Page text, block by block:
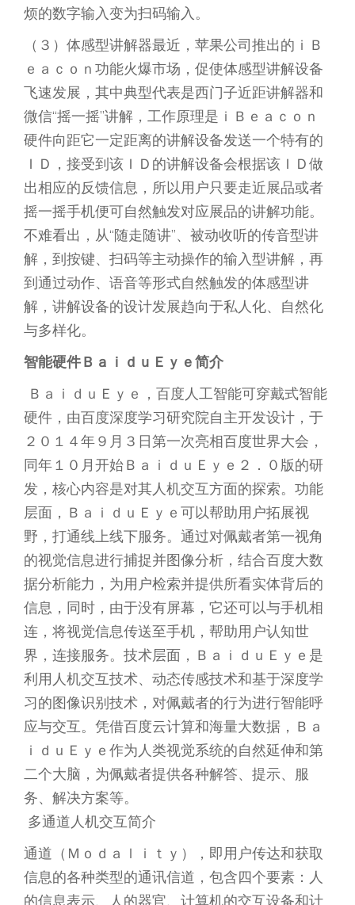
烦的数字输入变为扫码输入。
（３）体感型讲解器最近，苹果公司推出的ｉＢ
ｅａｃｏｎ功能火爆市场，促使体感型讲解设备
飞速发展，其中典型代表是西门子近距讲解器和
微信“摇一摇”讲解，工作原理是ｉＢｅａｃｏｎ
硬件向距它一定距离的讲解设备发送一个特有的
ＩＤ，接受到该ＩＤ的讲解设备会根据该ＩＤ做
出相应的反馈信息，所以用户只要走近展品或者
摇一摇手机便可自然触发对应展品的讲解功能。
不难看出，从“随走随讲”、被动收听的传音型讲
解，到按键、扫码等主动操作的输入型讲解，再
到通过动作、语音等形式自然触发的体感型讲
解，讲解设备的设计发展趋向于私人化、自然化
与多样化。
智能硬件ＢａｉｄｕＥｙｅ简介
ＢａｉｄｕＥｙｅ，百度人工智能可穿戴式智能
硬件，由百度深度学习研究院自主开发设计，于
２０１４年９月３日第一次亮相百度世界大会，
同年１０月开始ＢａｉｄｕＥｙｅ２．０版的研
发，核心内容是对其人机交互方面的探索。功能
层面，ＢａｉｄｕＥｙｅ可以帮助用户拓展视
野，打通线上线下服务。通过对佩戴者第一视角
的视觉信息进行捕捉并图像分析，结合百度大数
据分析能力，为用户检索并提供所看实体背后的
信息，同时，由于没有屏幕，它还可以与手机相
连，将视觉信息传送至手机，帮助用户认知世
界，连接服务。技术层面，ＢａｉｄｕＥｙｅ是
利用人机交互技术、动态传感技术和基于深度学
习的图像识别技术，对佩戴者的行为进行智能呼
应与交互。凭借百度云计算和海量大数据，Ｂａ
ｉｄｕＥｙｅ作为人类视觉系统的自然延伸和第
二个大脑，为佩戴者提供各种解答、提示、服
务、解决方案等。
多通道人机交互简介
通道（Ｍｏｄａｌｉｔｙ），即用户传达和获取
信息的各种类型的通讯信道，包含四个要素：人
的信息表示、人的器官、计算机的交互设备和计